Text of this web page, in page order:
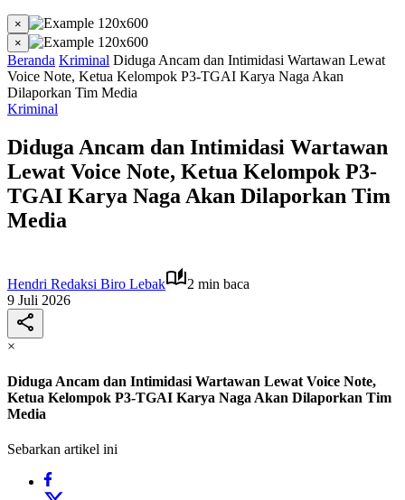
×
×
Beranda Kriminal Diduga Ancam dan Intimidasi Wartawan Lewat
Voice Note, Ketua Kelompok P3-TGAI Karya Naga Akan
Dilaporkan Tim Media
Kriminal
Diduga Ancam dan Intimidasi Wartawan
Lewat Voice Note, Ketua Kelompok P3-
TGAI Karya Naga Akan Dilaporkan Tim
Media
Hendri Redaksi Biro Lebak
2 min baca
9 Juli 2026
×
Diduga Ancam dan Intimidasi Wartawan Lewat Voice Note,
Ketua Kelompok P3-TGAI Karya Naga Akan Dilaporkan Tim
Media
Sebarkan artikel ini